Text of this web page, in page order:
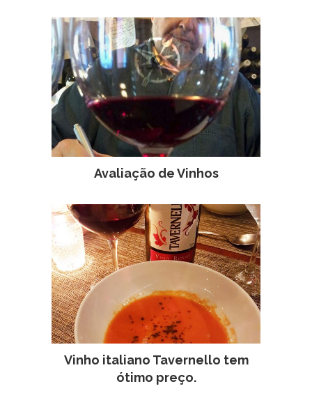
Avaliação de Vinhos
Vinho italiano Tavernello tem
ótimo preço.